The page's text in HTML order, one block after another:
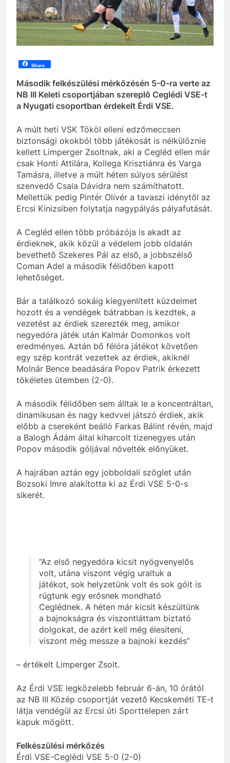
Share
Második felkészülési mérkőzésén 5-0-ra verte az
NB III Keleti csoportjában szereplő Ceglédi VSE-t
a Nyugati csoportban érdekelt Érdi VSE.
A múlt heti VSK Tököl elleni edzőmeccsen
biztonsági okokból több játékosát is nélkülöznie
kellett Limperger Zsoltnak, aki a Cegléd ellen már
csak Honti Attilára, Kollega Krisztiánra és Varga
Tamásra, illetve a múlt héten súlyos sérülést
szenvedő Csala Dávidra nem számíthatott.
Mellettük pedig Pintér Olivér a tavaszi idénytől az
Ercsi Kinizsiben folytatja nagypályás pályafutását.
A Cegléd ellen több próbázója is akadt az
érdieknek, akik közül a védelem jobb oldalán
bevethető Szekeres Pál az első, a jobbszélső
Coman Adel a második félidőben kapott
lehetőséget.
Bár a találkozó sokáig kiegyenlített küzdelmet
hozott és a vendégek bátrabban is kezdtek, a
vezetést az érdiek szerezték meg, amikor
negyedóra játék után Kalmár Domonkos volt
eredményes. Aztán bő félóra játékot követően
egy szép kontrát vezettek az érdiek, akiknél
Molnár Bence beadására Popov Patrik érkezett
tökéletes ütemben (2-0).
A második félidőben sem álltak le a koncentráltan,
dinamikusan és nagy kedvvel játszó érdiek, akik
előbb a csereként beálló Farkas Bálint révén, majd
a Balogh Ádám által kiharcolt tizenegyes után
Popov második góljával növelték előnyüket.
A hajrában aztán egy jobboldali szöglet után
Bozsoki Imre alakította ki az Érdi VSE 5-0-s
sikerét.
“Az első negyedóra kicsit nyögvenyelős
volt, utána viszont végig uraltuk a
játékot, sok helyzetünk volt és sok gólt is
rúgtunk egy erősnek mondható
Ceglédnek. A héten már kicsit készültünk
a bajnokságra és viszontláttam biztató
dolgokat, de azért kell még élesíteni,
viszont még messze a bajnoki kezdés”
– értékelt Limperger Zsolt.
Az Érdi VSE legközelebb február 6-án, 10 órától
az NB III Közép csoportját vezető Kecskeméti TE-t
látja vendégül az Ercsi úti Sporttelepen zárt
kapuk mögött.
Felkészülési mérkőzés
Érdi VSE-Ceglédi VSE 5-0 (2-0)